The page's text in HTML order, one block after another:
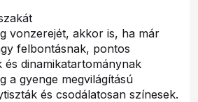
vonzerejét, akkor is, ha már
felbontásnak, pontos
és dinamikatartománynak
a gyenge megvilágítású
és csodálatosan színesek.